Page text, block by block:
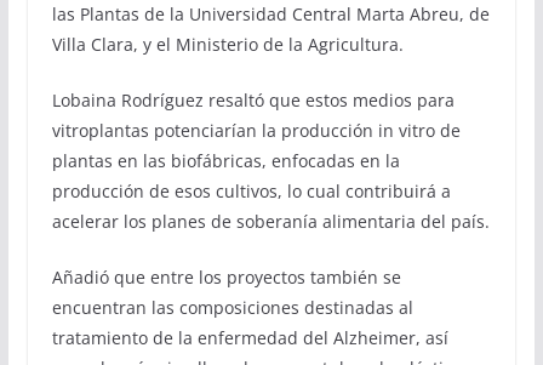
las Plantas de la Universidad Central Marta Abreu, de
Villa Clara, y el Ministerio de la Agricultura.
Lobaina Rodríguez resaltó que estos medios para
vitroplantas potenciarían la producción in vitro de
plantas en las biofábricas, enfocadas en la
producción de esos cultivos, lo cual contribuirá a
acelerar los planes de soberanía alimentaria del país.
Añadió que entre los proyectos también se
encuentran las composiciones destinadas al
tratamiento de la enfermedad del Alzheimer, así